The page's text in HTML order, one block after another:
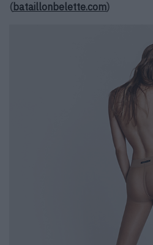
(bataillonbelette.com)